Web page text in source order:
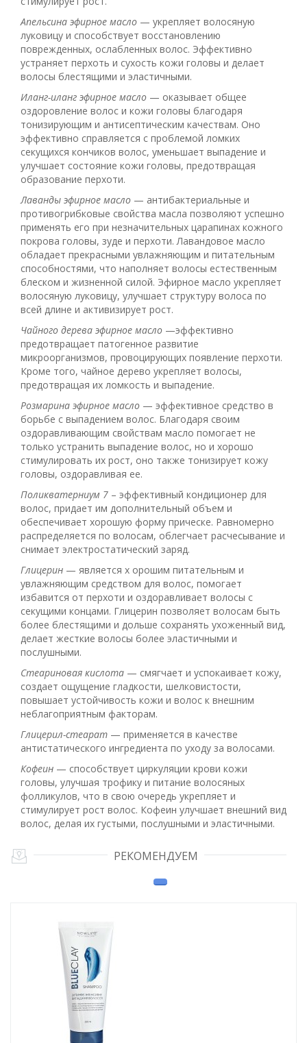
Апельсина эфирное масло — укрепляет волосяную
луковицу и способствует восстановлению
поврежденных, ослабленных волос. Эффективно
устраняет перхоть и сухость кожи головы и делает
волосы блестящими и эластичными.
Иланг-иланг эфирное масло — оказывает общее
оздоровление волос и кожи головы благодаря
тонизирующим и антисептическим качествам. Оно
эффективно справляется с проблемой ломких
секущихся кончиков волос, уменьшает выпадение и
улучшает состояние кожи головы, предотвращая
образование перхоти.
Лаванды эфирное масло — антибактериальные и
противогрибковые свойства масла позволяют успешно
применять его при незначительных царапинах кожного
покрова головы, зуде и перхоти. Лавандовое масло
обладает прекрасными увлажняющим и питательным
способностями, что наполняет волосы естественным
блеском и жизненной силой. Эфирное масло укрепляет
волосяную луковицу, улучшает структуру волоса по
всей длине и активизирует рост.
Чайного дерева эфирное масло —эффективно
предотвращает патогенное развитие
микроорганизмов, провоцирующих появление перхоти.
Кроме того, чайное дерево укрепляет волосы,
предотвращая их ломкость и выпадение.
Розмарина эфирное масло — эффективное средство в
борьбе с выпадением волос. Благодаря своим
оздоравливающим свойствам масло помогает не
только устранить выпадение волос, но и хорошо
стимулировать их рост, оно также тонизирует кожу
головы, оздоравливая ее.
Поликватерниум 7 – эффективный кондиционер для
волос, придает им дополнительный объем и
обеспечивает хорошую форму прическе. Равномерно
распределяется по волосам, облегчает расчесывание и
снимает электростатический заряд.
Глицерин — является х орошим питательным и
увлажняющим средством для волос, помогает
избавится от перхоти и оздоравливает волосы с
секущими концами. Глицерин позволяет волосам быть
более блестящими и дольше сохранять ухоженный вид,
делает жесткие волосы более эластичными и
послушными.
Стеариновая кислота — смягчает и успокаивает кожу,
создает ощущение гладкости, шелковистости,
повышает устойчивость кожи и волос к внешним
неблагоприятным факторам.
Глицерил-стеарат — применяется в качестве
антистатического ингредиента по уходу за волосами.
Кофеин — способствует циркуляции крови кожи
головы, улучшая трофику и питание волосяных
фолликулов, что в свою очередь укрепляет и
стимулирует рост волос. Кофеин улучшает внешний вид
волос, делая их густыми, послушными и эластичными.
РЕКОМЕНДУЕМ